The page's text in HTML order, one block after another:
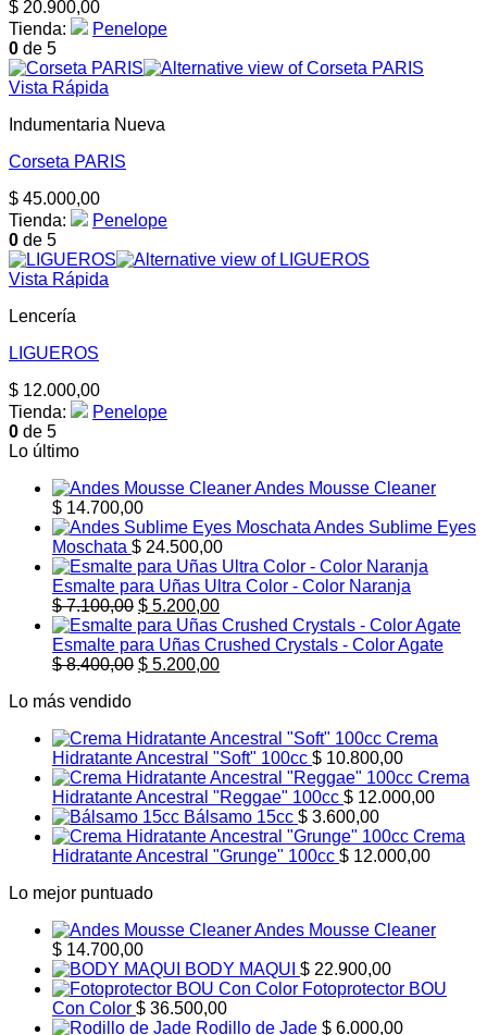
$ 20.900,00
Tienda:
Penelope
0 de 5
Vista Rápida
Indumentaria Nueva
Corseta PARIS
$ 45.000,00
Tienda:
Penelope
0 de 5
Vista Rápida
Lencería
LIGUEROS
$ 12.000,00
Tienda:
Penelope
0 de 5
Lo último
Andes Mousse Cleaner
$ 14.700,00
Andes Sublime Eyes
Moschata $ 24.500,00
Esmalte para Uñas Ultra Color - Color Naranja
$7.100,00 El
precio
original
era:
$ 5.200,00El
precio
actual
es:
Esmalte para Uñas Crushed Crystals - Color Agate
$8.400,00 El
$ 8.400,00.
$ 5.200,00El
$ 5.200,00.
Lo más vendido
Crema
Hidratante Ancestral "Soft" 100cc $ 10.800,00
Crema
Hidratante Ancestral "Reggae" 100cc $ 12.000,00
Bálsamo 15cc $ 3.600,00
Crema
Hidratante Ancestral "Grunge" 100cc $ 12.000,00
Lo mejor puntuado
Andes Mousse Cleaner
$ 14.700,00
BODY MAQUI $ 22.900,00
Fotoprotector BOU
Con Color $ 36.500,00
Rodillo de Jade $ 6.000,00